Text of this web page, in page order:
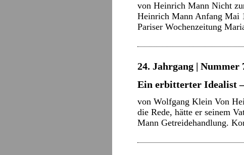
von Heinrich Mann Nicht
Heinrich Mann Anfang Mai
Pariser Wochenzeitung
24. Jahrgang | Nummer
Ein erbitterter Idealist
von Wolfgang Klein Von
die Rede, hätte er seinem
Mann Getreidehandlung.